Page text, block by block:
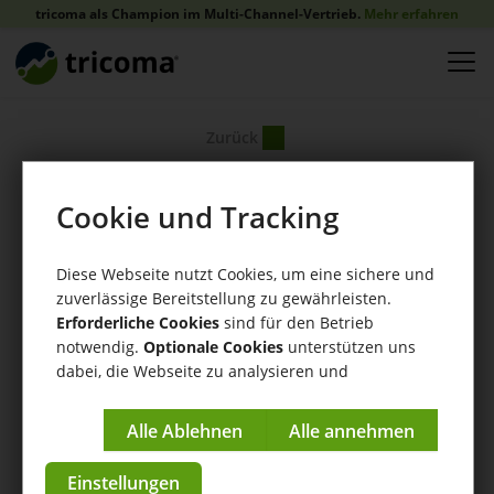
tricoma als Champion im Multi-Channel-Vertrieb. Mehr erfahren
Cookie und Tracking
Diese Webseite nutzt Cookies, um eine sichere und
zuverlässige Bereitstellung zu gewährleisten.
Erforderliche Cookies sind für den Betrieb
notwendig. Optionale Cookies unterstützen uns
dabei, die Webseite zu analysieren und
Impressum| Datenschutzerklärung
Einstellungen